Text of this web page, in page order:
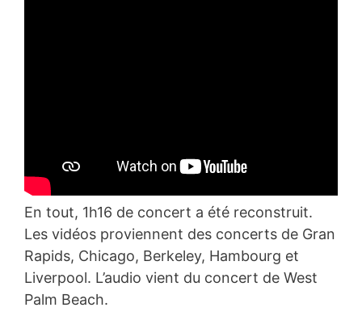
En tout, 1h16 de concert a été reconstruit.
Les vidéos proviennent des concerts de Gran
Rapids, Chicago, Berkeley, Hambourg et
Liverpool. L’audio vient du concert de West
Palm Beach.